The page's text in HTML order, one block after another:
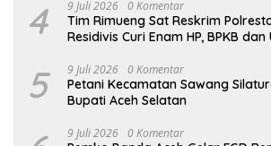
4 9 Juli 2026 0 Komentar
Tim Rimueng Sat Reskrim
Residivis Curi Enam HP, BPKB dan
5 9 Juli 2026 0 Komentar
Petani Kecamatan Sawang
Bupati Aceh Selatan
9 Juli 2026 0 Komentar